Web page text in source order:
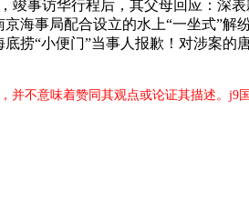
事访华行程后，其父母回应：深
海事局配合设立的水上“一坐式”
捞“小便门”当事人报歉！对涉案的
不意味着赞同其观点或论证其描述。j9